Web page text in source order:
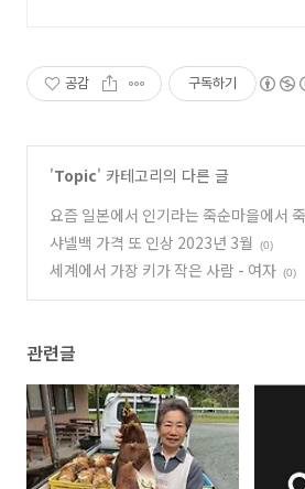
공감 구독하기
'Topic' 카테고리의 다른 글
요즘 일본에서 인기라는 죽순마을에서
체험
(0)
샤넬백 가격 또 인상 2023년 3월 (0)
세계에서 가장 키가 작은 사람 - 여자 (0)
관련글